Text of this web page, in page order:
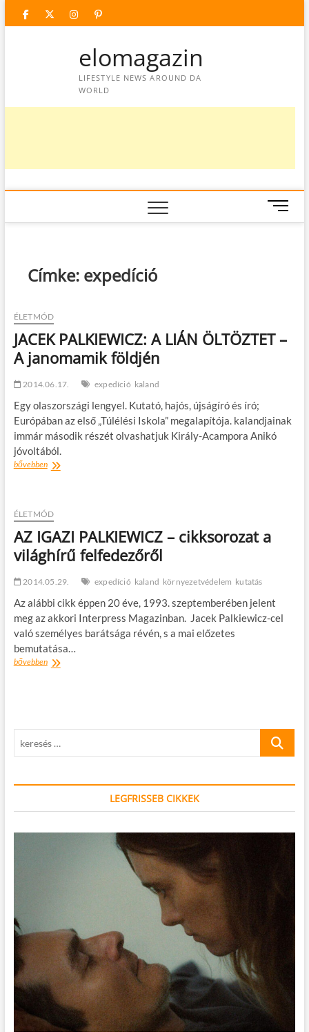
facebooktwitter
instagram
googleplus
pinterest
elomagazin
LIFESTYLE NEWS AROUND DA
WORLD
M
e
Címke: expedíció
ÉLETMÓD
JACEK PALKIEWICZ: A LIÁN ÖLTÖZTET –
A janomamik földjén
2014.06.17. expedíció kaland
Egy olaszországi lengyel. Kutató, hajós, újságíró és író;
Európában az első „Túlélési Iskola” megalapítója. kalandjainak
immár második részét olvashatjuk Király-Acampora Anikó
jóvoltából.
bővebbenJACEK
ÖLTÖZTET
A
janomamik
földjén
ÉLETMÓD
AZ IGAZI PALKIEWICZ – cikksorozat a
világhírű felfedezőről
2014.05.29. expedíció kaland környezetvédelem kutatás
Az alábbi cikk éppen 20 éve, 1993. szeptemberében jelent
meg az akkori Interpress Magazinban. Jacek Palkiewicz-cel
való személyes barátsága révén, s a mai előzetes
bemutatása…
bővebbenAZ
felfedezőről
keresés
LEGFRISSEB CIKKEK